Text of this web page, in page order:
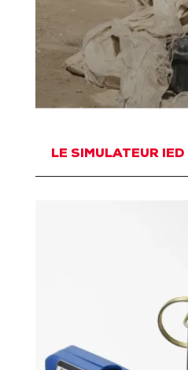
LE SIMULATEUR IED